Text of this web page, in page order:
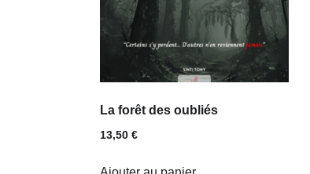
La forêt des oubliés
13,50 €